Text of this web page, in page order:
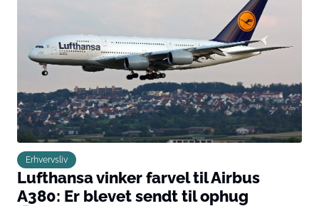
Erhvervsliv
Lufthansa vinker farvel til Airbus
A380: Er blevet sendt til ophug